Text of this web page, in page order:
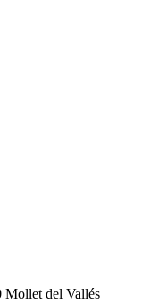
Mollet del Vallés